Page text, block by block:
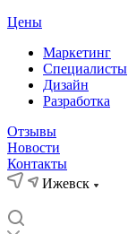
Цены
Маркетинг
Специалисты
Дизайн
Разработка
Отзывы
Новости
Контакты
Ижевск